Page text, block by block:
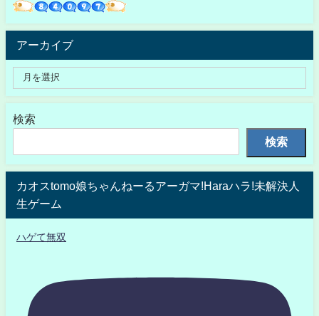
アーカイブ
検索
検索
カオスtomo娘ちゃんねーるアーガマ!Haraハラ!未解決人
生ゲーム
ハゲて無双